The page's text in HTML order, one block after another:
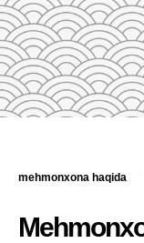
mehmonxona haqida